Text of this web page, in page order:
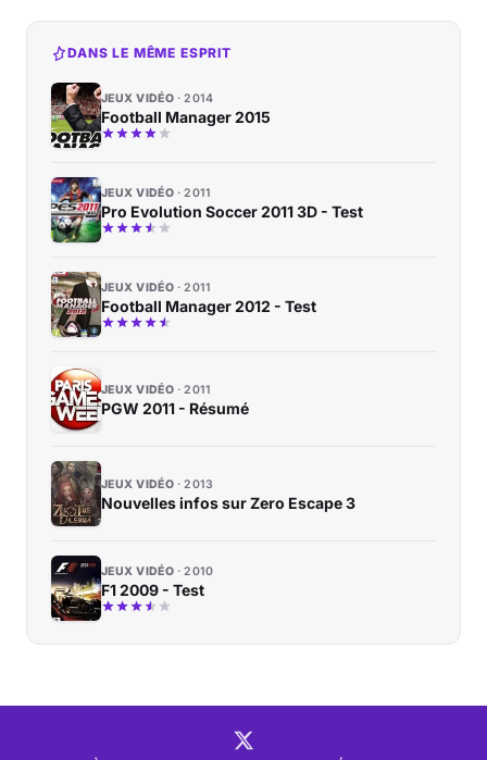
DANS LE MÊME ESPRIT
JEUX VIDÉO 2014
Football Manager 2015
JEUX VIDÉO 2011
Pro Evolution Soccer 2011 3D - Test
JEUX VIDÉO 2011
Football Manager 2012 - Test
JEUX VIDÉO 2011
PGW 2011 - Résumé
JEUX VIDÉO 2013
Nouvelles infos sur Zero Escape 3
JEUX VIDÉO 2010
F1 2009 - Test